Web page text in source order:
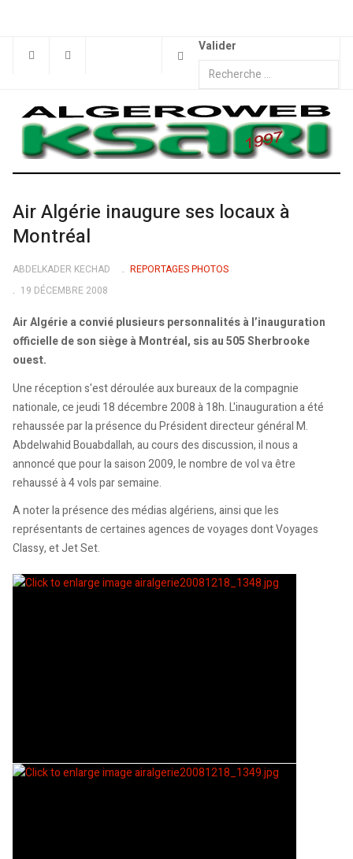
Valider
Air Algérie inaugure ses locaux à
Montréal
ABDELKADER KECHAD
REPORTAGES PHOTOS
19 DÉCEMBRE 2008
Air Algérie a convié plusieurs personnalités à l’inauguration
officielle de son siège à Montréal, sis au 505 Sherbrooke
ouest.
Une réception s'est déroulée aux bureaux de la compagnie
nationale, ce jeudi 18 décembre 2008 à 18h. L'inauguration a été
rehaussée par la présence du Président directeur général M.
Abdelwahid Bouabdallah, au cours des discussion, il nous a
annoncé que pour la saison 2009, le nombre de vol va être
rehaussé à 4 vols par semaine.
A noter la présence des médias algériens, ainsi que les
représentants de certaines agences de voyages dont Voyages
Classy, et Jet Set.